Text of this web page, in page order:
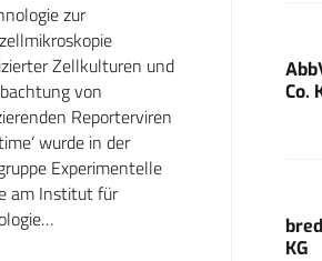
zur
Zellkulturen und
von
Reporterviren
wurde in der
Experimentelle
am Institut für
Co.
KG